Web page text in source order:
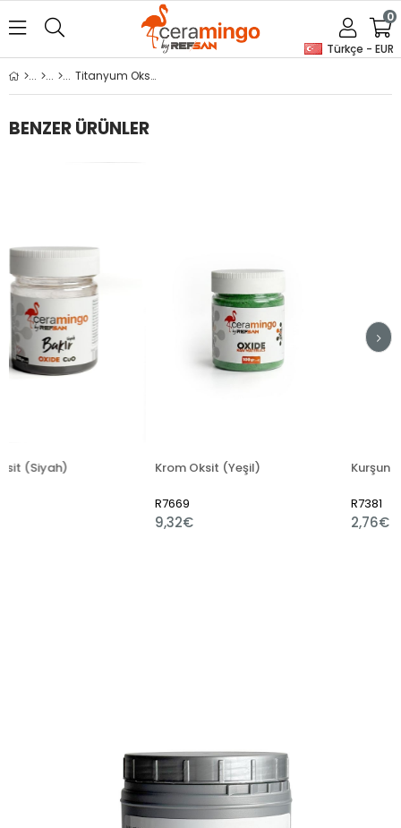
Türkçe - EUR
0
Titanyum Oksit (Rutil) CR280
BENZER ÜRÜNLER
Krom Oksit (Yeşil) Kurşun Oksit